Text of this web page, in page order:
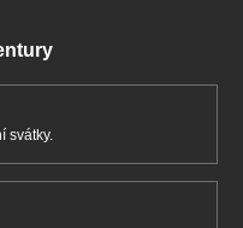
svátky.